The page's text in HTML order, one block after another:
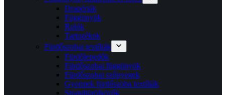
Drapériák
Függönyök
Rolók
Tartozékok
Fürdőszobai textíliák
Fürdőlepedők
Fürdőszobai függönyök
Fürdőszobai szőnyegek
Gyermek fürdőszoba textíliák
Strandtörölközők